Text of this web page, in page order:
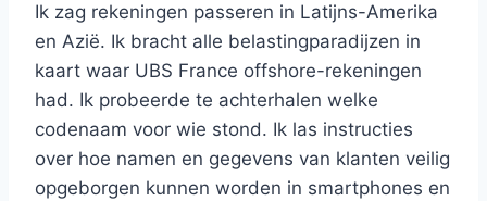
Ik zag rekeningen passeren in Latijns-Amerika
en Azië. Ik bracht alle belastingparadijzen in
kaart waar UBS France offshore-rekeningen
had. Ik probeerde te achterhalen welke
codenaam voor wie stond. Ik las instructies
over hoe namen en gegevens van klanten veilig
opgeborgen kunnen worden in smartphones en